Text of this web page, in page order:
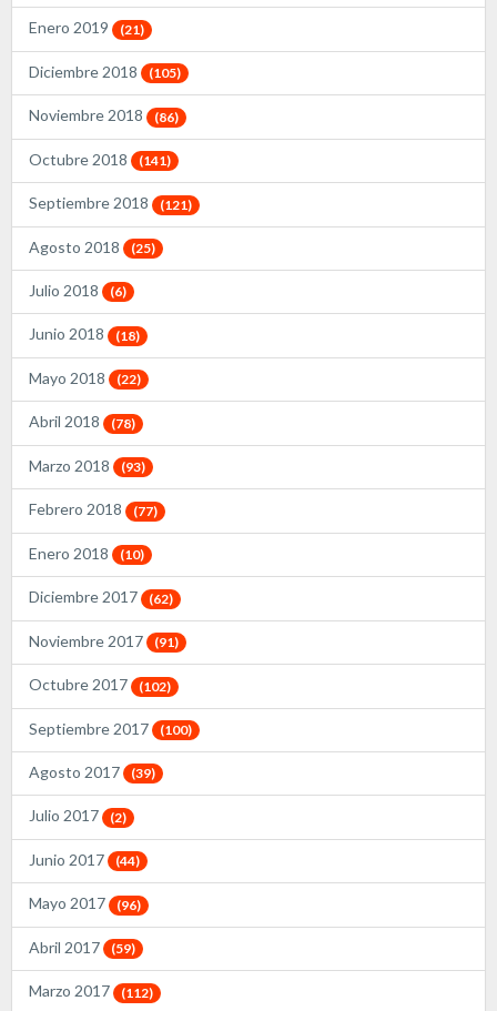
Enero 2019 (21)
Diciembre 2018 (105)
Noviembre 2018 (86)
Octubre 2018 (141)
Septiembre 2018 (121)
Agosto 2018 (25)
Julio 2018 (6)
Junio 2018 (18)
Mayo 2018 (22)
Abril 2018 (78)
Marzo 2018 (93)
Febrero 2018 (77)
Enero 2018 (10)
Diciembre 2017 (62)
Noviembre 2017 (91)
Octubre 2017 (102)
Septiembre 2017 (100)
Agosto 2017 (39)
Julio 2017 (2)
Junio 2017 (44)
Mayo 2017 (96)
Abril 2017 (59)
Marzo 2017 (112)